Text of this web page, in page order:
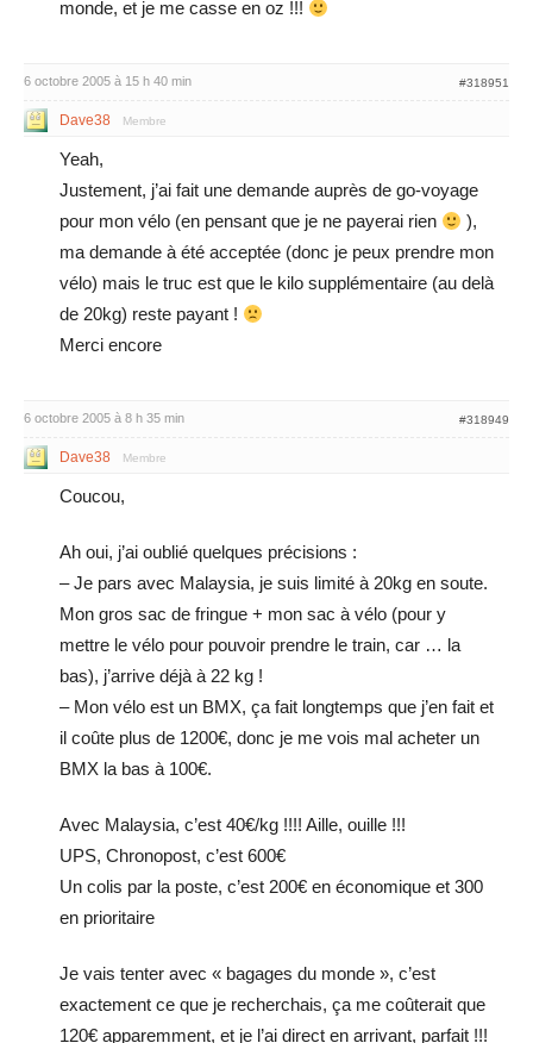
monde, et je me casse en oz !!!
6 octobre 2005 à 15 h 40 min #318951
Dave38 Membre
Yeah,
Justement, j’ai fait une demande auprès de go-voyage
pour mon vélo (en pensant que je ne payerai rien
),
ma demande à été acceptée (donc je peux prendre mon
vélo) mais le truc est que le kilo supplémentaire (au delà
de 20kg) reste payant !
Merci encore
6 octobre 2005 à 8 h 35 min #318949
Dave38 Membre
Coucou,
Ah oui, j’ai oublié quelques précisions :
– Je pars avec Malaysia, je suis limité à 20kg en soute.
Mon gros sac de fringue + mon sac à vélo (pour y
mettre le vélo pour pouvoir prendre le train, car … la
bas), j’arrive déjà à 22 kg !
– Mon vélo est un BMX, ça fait longtemps que j’en fait et
il coûte plus de 1200€, donc je me vois mal acheter un
BMX la bas à 100€.
Avec Malaysia, c’est 40€/kg !!!! Aille, ouille !!!
UPS, Chronopost, c’est 600€
Un colis par la poste, c’est 200€ en économique et 300
en prioritaire
Je vais tenter avec « bagages du monde », c’est
exactement ce que je recherchais, ça me coûterait que
120€ apparemment, et je l’ai direct en arrivant, parfait !!!